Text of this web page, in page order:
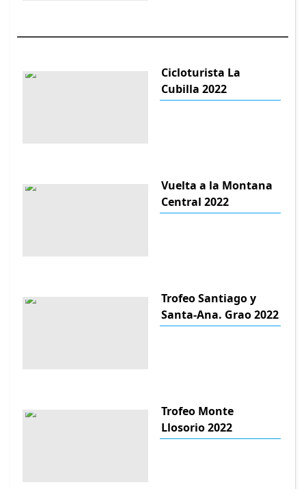
Cicloturista La
Cubilla 2022
Vuelta a la Montana
Central 2022
Trofeo Santiago y
Santa-Ana. Grao 2022
Trofeo Monte
Llosorio 2022